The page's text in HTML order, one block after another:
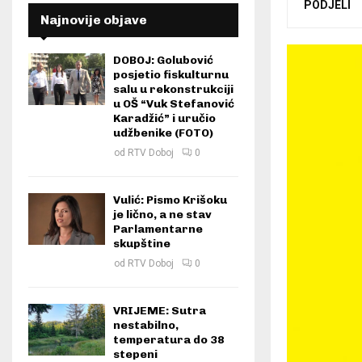
PODJELI
Najnovije objave
DOBOJ: Golubović
posjetio fiskulturnu
salu u rekonstrukciji
u OŠ “Vuk Stefanović
Karadžić” i uručio
udžbenike (FOTO)
od RTV Doboj 0
Vulić: Pismo Krišoku
je lično, a ne stav
Parlamentarne
skupštine
od RTV Doboj 0
VRIJEME: Sutra
nestabilno,
temperatura do 38
stepeni